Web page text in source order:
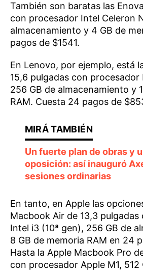
También son baratas las
con procesador Intel Celeron
almacenamiento y 4 GB de
pagos de $1541.
En Lenovo, por ejemplo, está
15,6 pulgadas con procesador
256 GB de almacenamiento y
RAM. Cuesta 24 pagos de
Un fuerte plan de obras y
oposición: así inauguró
sesiones ordinarias
En tanto, en Apple las
Macbook Air de 13,3
Intel i3 (10ª gen), 256 GB de
8 GB de memoria RAM en 24
Hasta la Apple Macbook Pro
con procesador Apple M1, 512